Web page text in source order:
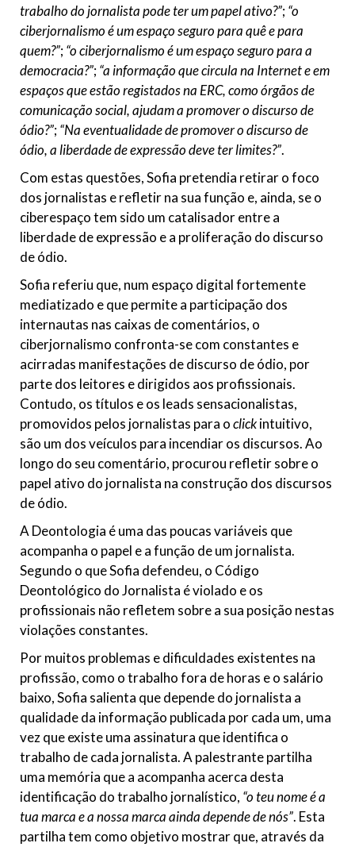
trabalho do jornalista pode ter um papel ativo?”;“o
ciberjornalismo é um espaço seguro para quê e para
quem?”;“o ciberjornalismo é um espaço seguro para a
democracia?”;“a informação que circula na Internet e em
espaços que estão registados na ERC, como órgãos de
comunicação social, ajudam a promover o discurso de
ódio?”;“Na eventualidade de promover o discurso de
ódio, a liberdade de expressão deve ter limites?”.
Com estas questões, Sofia pretendia retirar o foco
dos jornalistas e refletir na sua função e, ainda, se o
ciberespaço tem sido um catalisador entre a
liberdade de expressão e a proliferação do discurso
de ódio.
Sofia referiu que, num espaço digital fortemente
mediatizado e que permite a participação dos
internautas nas caixas de comentários, o
ciberjornalismo confronta-se com constantes e
acirradas manifestações de discurso de ódio, por
parte dos leitores e dirigidos aos profissionais.
Contudo, os títulos e os leads sensacionalistas,
promovidos pelos jornalistas para oclickintuitivo,
são um dos veículos para incendiar os discursos. Ao
longo do seu comentário, procurou refletir sobre o
papel ativo do jornalista na construção dos discursos
de ódio.
A Deontologia é uma das poucas variáveis que
acompanha o papel e a função de um jornalista.
Segundo o que Sofia defendeu, o Código
Deontológico do Jornalista é violado e os
profissionais não refletem sobre a sua posição nestas
violações constantes.
Por muitos problemas e dificuldades existentes na
profissão, como o trabalho fora de horas e o salário
baixo, Sofia salienta que depende do jornalista a
qualidade da informação publicada por cada um, uma
vez que existe uma assinatura que identifica o
trabalho de cada jornalista. A palestrante partilha
uma memória que a acompanha acerca desta
identificação do trabalho jornalístico, “o teu nome é a
tua marca e a nossa marca ainda depende de nós”. Esta
partilha tem como objetivo mostrar que, através da